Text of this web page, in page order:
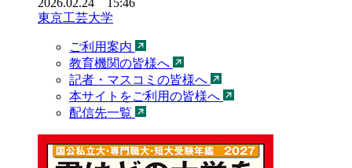
2026.02.24 15:46
東京工芸大学
ご利用案内
教育機関の皆様へ
記者・マスコミの皆様へ
本サイトをご利用の皆様へ
配信先一覧